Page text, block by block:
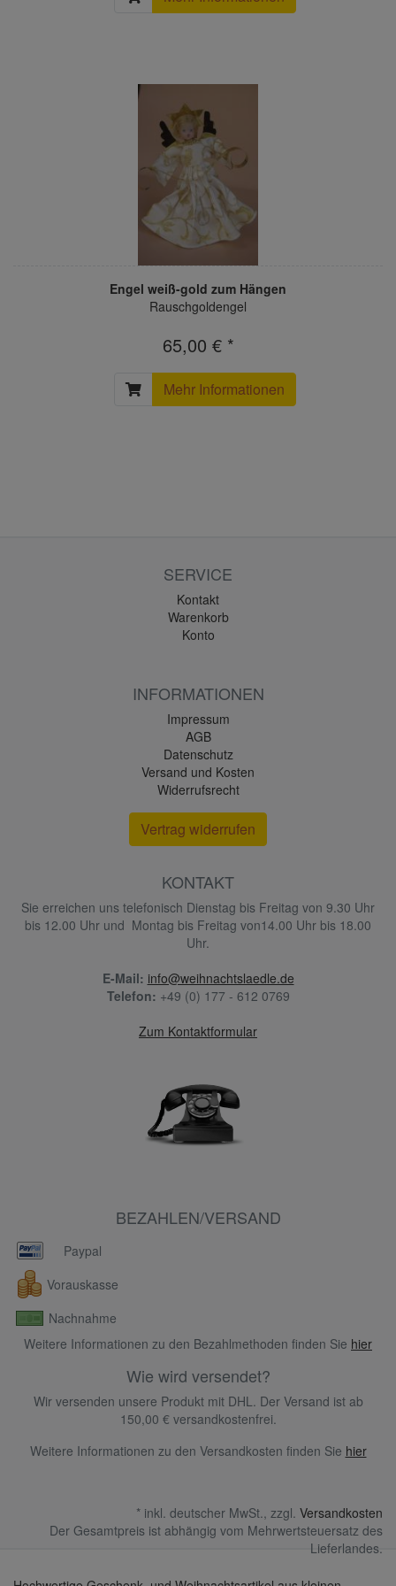
Engel weiß-gold zum Hängen
Rauschgoldengel
65,00 € *
Mehr Informationen
SERVICE
Kontakt
Warenkorb
Konto
INFORMATIONEN
Impressum
AGB
Datenschutz
Versand und Kosten
Widerrufsrecht
Vertrag widerrufen
KONTAKT
Sie erreichen uns telefonisch Dienstag bis Freitag von 9.30 Uhr
bis 12.00 Uhr und Montag bis Freitag von14.00 Uhr bis 18.00
Uhr.
E-Mail: info@weihnachtslaedle.de
Telefon: +49 (0) 177 - 612 0769
Zum Kontaktformular
BEZAHLEN/VERSAND
Paypal
Vorauskasse
Nachnahme
Weitere Informationen zu den Bezahlmethoden finden Sie hier
Wie wird versendet?
Wir versenden unsere Produkt mit DHL. Der Versand ist ab
150,00 € versandkostenfrei.
Weitere Informationen zu den Versandkosten finden Sie hier
* inkl. deutscher MwSt., zzgl. Versandkosten
Der Gesamtpreis ist abhängig vom Mehrwertsteuersatz des
Lieferlandes.